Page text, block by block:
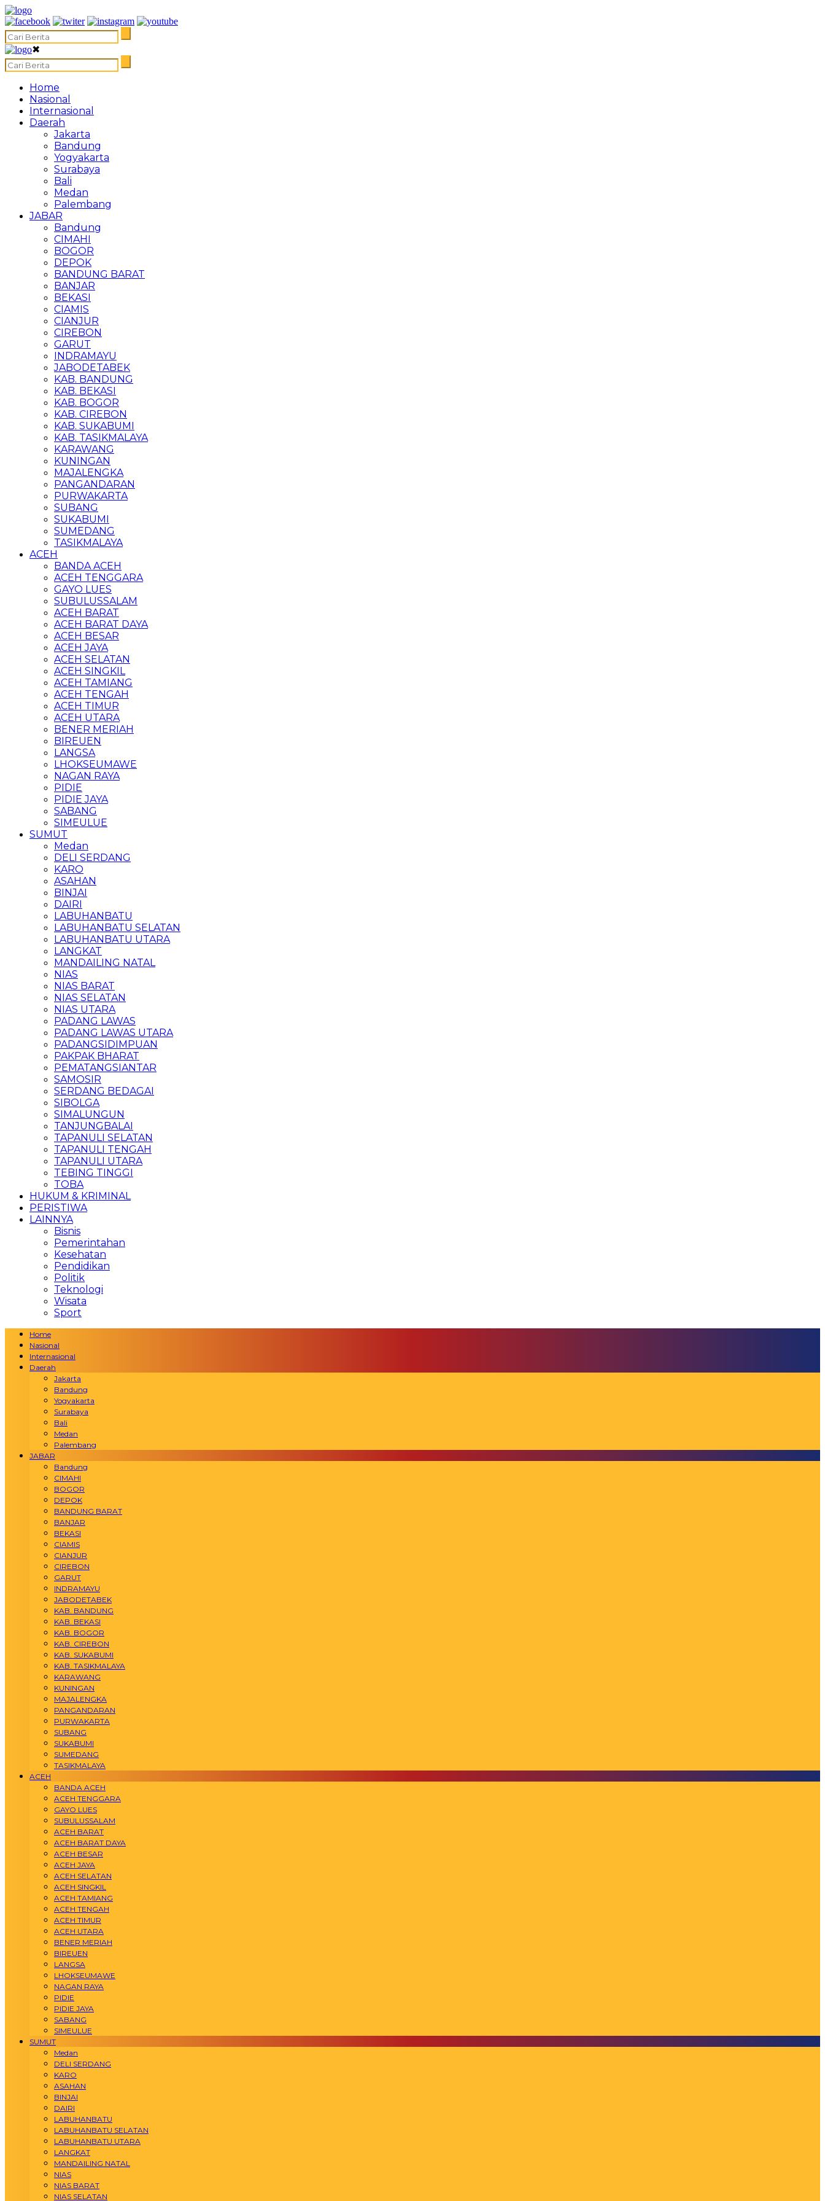
✖
Home
Nasional
Internasional
Daerah
Jakarta
Bandung
Yogyakarta
Surabaya
Bali
Medan
Palembang
JABAR
Bandung
CIMAHI
BOGOR
DEPOK
BANDUNG BARAT
BANJAR
BEKASI
CIAMIS
CIANJUR
CIREBON
GARUT
INDRAMAYU
JABODETABEK
KAB. BANDUNG
KAB. BEKASI
KAB. BOGOR
KAB. CIREBON
KAB. SUKABUMI
KAB. TASIKMALAYA
KARAWANG
KUNINGAN
MAJALENGKA
PANGANDARAN
PURWAKARTA
SUBANG
SUKABUMI
SUMEDANG
TASIKMALAYA
ACEH
BANDA ACEH
ACEH TENGGARA
GAYO LUES
SUBULUSSALAM
ACEH BARAT
ACEH BARAT DAYA
ACEH BESAR
ACEH JAYA
ACEH SELATAN
ACEH SINGKIL
ACEH TAMIANG
ACEH TENGAH
ACEH TIMUR
ACEH UTARA
BENER MERIAH
BIREUEN
LANGSA
LHOKSEUMAWE
NAGAN RAYA
PIDIE
PIDIE JAYA
SABANG
SIMEULUE
SUMUT
Medan
DELI SERDANG
KARO
ASAHAN
BINJAI
DAIRI
LABUHANBATU
LABUHANBATU SELATAN
LABUHANBATU UTARA
LANGKAT
MANDAILING NATAL
NIAS
NIAS BARAT
NIAS SELATAN
NIAS UTARA
PADANG LAWAS
PADANG LAWAS UTARA
PADANGSIDIMPUAN
PAKPAK BHARAT
PEMATANGSIANTAR
SAMOSIR
SERDANG BEDAGAI
SIBOLGA
SIMALUNGUN
TANJUNGBALAI
TAPANULI SELATAN
TAPANULI TENGAH
TAPANULI UTARA
TEBING TINGGI
TOBA
HUKUM & KRIMINAL
PERISTIWA
LAINNYA
Bisnis
Pemerintahan
Kesehatan
Pendidikan
Politik
Teknologi
Wisata
Sport
Home
Nasional
Internasional
Daerah
Jakarta
Bandung
Yogyakarta
Surabaya
Bali
Medan
Palembang
JABAR
Bandung
CIMAHI
BOGOR
DEPOK
BANDUNG BARAT
BANJAR
BEKASI
CIAMIS
CIANJUR
CIREBON
GARUT
INDRAMAYU
JABODETABEK
KAB. BANDUNG
KAB. BEKASI
KAB. BOGOR
KAB. CIREBON
KAB. SUKABUMI
KAB. TASIKMALAYA
KARAWANG
KUNINGAN
MAJALENGKA
PANGANDARAN
PURWAKARTA
SUBANG
SUKABUMI
SUMEDANG
TASIKMALAYA
ACEH
BANDA ACEH
ACEH TENGGARA
GAYO LUES
SUBULUSSALAM
ACEH BARAT
ACEH BARAT DAYA
ACEH BESAR
ACEH JAYA
ACEH SELATAN
ACEH SINGKIL
ACEH TAMIANG
ACEH TENGAH
ACEH TIMUR
ACEH UTARA
BENER MERIAH
BIREUEN
LANGSA
LHOKSEUMAWE
NAGAN RAYA
PIDIE
PIDIE JAYA
SABANG
SIMEULUE
SUMUT
Medan
DELI SERDANG
KARO
ASAHAN
BINJAI
DAIRI
LABUHANBATU
LABUHANBATU SELATAN
LABUHANBATU UTARA
LANGKAT
MANDAILING NATAL
NIAS
NIAS BARAT
NIAS SELATAN